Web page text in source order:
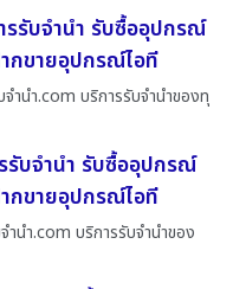
รับจำนำ รับซื้ออุปกรณ์
กขายอุปกรณ์ไอที
านํา.com บริการรับจำนำของทุ
รับจำนำ รับซื้ออุปกรณ์
กขายอุปกรณ์ไอที
นํา.com บริการรับจำนำของ